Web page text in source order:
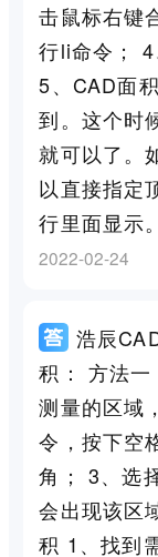
击鼠标右键
行li命令； 4
5、CAD面
到。这个时
就可以了。
以直接指定
行里面显示。
2022-02-24
浩辰
积： 方法
测量的区域
令，按下空
角； 3、选
会出现该区
积 1、找到